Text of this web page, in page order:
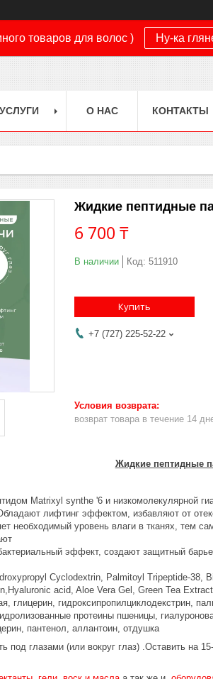
товаров для волос ) Ну-ка
О НАС КОНТАКТЫ
Жидкие пептидные
6 700 ₸
В наличии Код: 511910
Купить
+7 (727) 225-52-22
возврат товара в течение 14
Жидкие пептидные
Matrixyl synthe '6 и низкомолекулярной
лифтинг эффектом, избавляют от
необходимый уровень влаги в тканях, тем
эффект, создают защитный
Cyclodextrin, Palmitoyl Tripeptide-38,
acid, Aloe Vera Gel, Green Tea
глицерин, гидроксипропилциклодекстрин,
протеины пшеницы,
пантенол, аллантоин, отдушка
под глазами (или вокруг глаз) .Оставить на